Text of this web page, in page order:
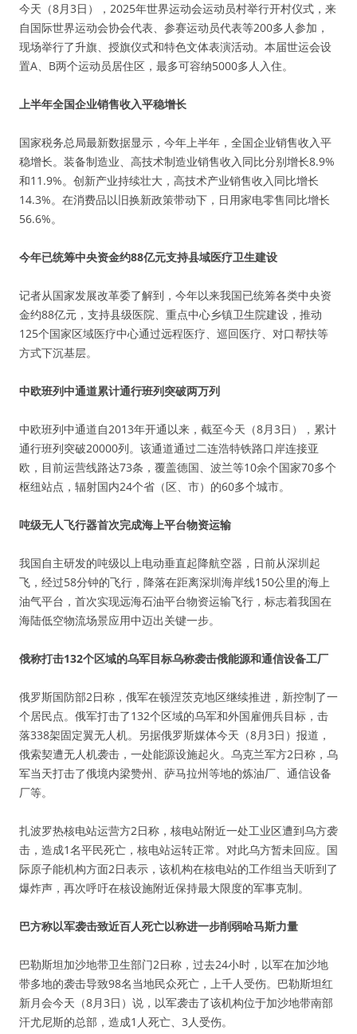
今天（8月3日），2025年世界运动会运动员村举行开村仪式，来
自国际世界运动会协会代表、参赛运动员代表等200多人参加，
现场举行了升旗、授旗仪式和特色文体表演活动。本届世运会设
置A、B两个运动员居住区，最多可容纳5000多人入住。
上半年全国企业销售收入平稳增长
国家税务总局最新数据显示，今年上半年，全国企业销售收入平
稳增长。装备制造业、高技术制造业销售收入同比分别增长8.9%
和11.9%。创新产业持续壮大，高技术产业销售收入同比增长
14.3%。在消费品以旧换新政策带动下，日用家电零售同比增长
56.6%。
今年已统筹中央资金约88亿元支持县域医疗卫生建设
记者从国家发展改革委了解到，今年以来我国已统筹各类中央资
金约88亿元，支持县级医院、重点中心乡镇卫生院建设，推动
125个国家区域医疗中心通过远程医疗、巡回医疗、对口帮扶等
方式下沉基层。
中欧班列中通道累计通行班列突破两万列
中欧班列中通道自2013年开通以来，截至今天（8月3日），累计
通行班列突破20000列。该通道通过二连浩特铁路口岸连接亚
欧，目前运营线路达73条，覆盖德国、波兰等10余个国家70多个
枢纽站点，辐射国内24个省（区、市）的60多个城市。
吨级无人飞行器首次完成海上平台物资运输
我国自主研发的吨级以上电动垂直起降航空器，日前从深圳起
飞，经过58分钟的飞行，降落在距离深圳海岸线150公里的海上
油气平台，首次实现远海石油平台物资运输飞行，标志着我国在
海陆低空物流场景应用中迈出关键一步。
俄称打击132个区域的乌军目标乌称袭击俄能源和通信设备工厂
俄罗斯国防部2日称，俄军在顿涅茨克地区继续推进，新控制了一
个居民点。俄军打击了132个区域的乌军和外国雇佣兵目标，击
落338架固定翼无人机。另据俄罗斯媒体今天（8月3日）报道，
俄索契遭无人机袭击，一处能源设施起火。乌克兰军方2日称，乌
军当天打击了俄境内梁赞州、萨马拉州等地的炼油厂、通信设备
厂等。
扎波罗热核电站运营方2日称，核电站附近一处工业区遭到乌方袭
击，造成1名平民死亡，核电站运转正常。对此乌方暂未回应。国
际原子能机构方面2日表示，该机构在核电站的工作组当天听到了
爆炸声，再次呼吁在核设施附近保持最大限度的军事克制。
巴方称以军袭击致近百人死亡以称进一步削弱哈马斯力量
巴勒斯坦加沙地带卫生部门2日称，过去24小时，以军在加沙地
带多地的袭击导致98名当地民众死亡，上千人受伤。巴勒斯坦红
新月会今天（8月3日）说，以军袭击了该机构位于加沙地带南部
汗尤尼斯的总部，造成1人死亡、3人受伤。